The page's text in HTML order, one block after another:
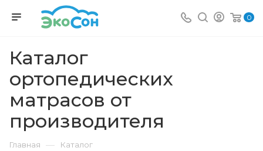
0
Каталог
ортопедических
матрасов от
производителя
Главная — Каталог